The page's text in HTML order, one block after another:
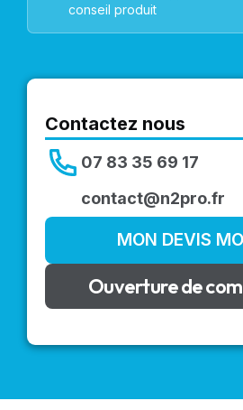
conseil produit
Contactez nous
07 83 35 69 17
contact@n2pro.fr
MON DEVIS
Ouverture de